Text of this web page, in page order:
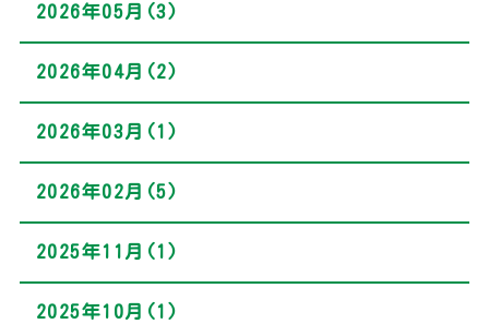
2026年05月(3)
2026年04月(2)
2026年03月(1)
2026年02月(5)
2025年11月(1)
2025年10月(1)